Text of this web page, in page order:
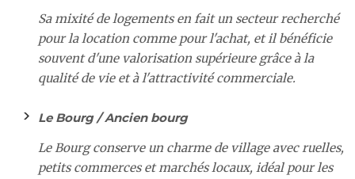
Sa mixité de logements en fait un secteur recherché
pour la location comme pour l'achat, et il bénéficie
souvent d'une valorisation supérieure grâce à la
qualité de vie et à l'attractivité commerciale.
Le Bourg / Ancien bourg
Le Bourg conserve un charme de village avec ruelles,
petits commerces et marchés locaux, idéal pour les